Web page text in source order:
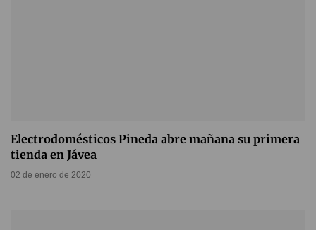
Electrodomésticos Pineda abre mañana su primera
tienda en Jávea
02 de enero de 2020